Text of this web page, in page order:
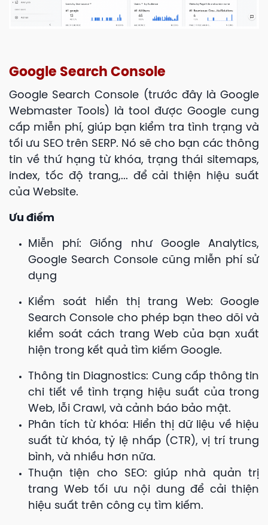
Google Search Console
Google Search Console (trước đây là Google
Webmaster Tools) là tool được Google cung
cấp miễn phí, giúp bạn kiểm tra tình trạng và
tối ưu SEO trên SERP. Nó sẽ cho bạn các thông
tin về thứ hạng từ khóa, trạng thái sitemaps,
index, tốc độ trang,... để cải thiện hiệu suất
của Website.
Ưu điểm
Miễn phí: Giống như Google Analytics,
Google Search Console cũng miễn phí sử
dụng
Kiểm soát hiển thị trang Web:
Google
Search Console cho phép bạn theo dõi và
kiểm soát cách trang Web của bạn xuất
hiện trong kết quả tìm kiếm Google.
Thông tin Diagnostics: Cung cấp thông tin
chi tiết về tình trạng hiệu suất của trong
Web, lỗi Crawl, và cảnh báo bảo mật.
Phân tích từ khóa: Hiển thị dữ liệu về hiệu
suất từ khóa, tỷ lệ nhấp (CTR), vị trí trung
bình, và nhiều hơn nữa.
Thuận tiện cho SEO: giúp nhà quản trị
trang Web tối ưu nội dung để cải thiện
hiệu suất trên công cụ tìm kiếm.